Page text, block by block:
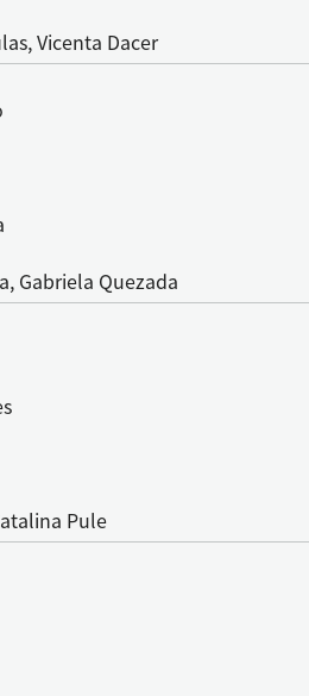
Vicenta Dacer
Gabriela Quezada
Pule